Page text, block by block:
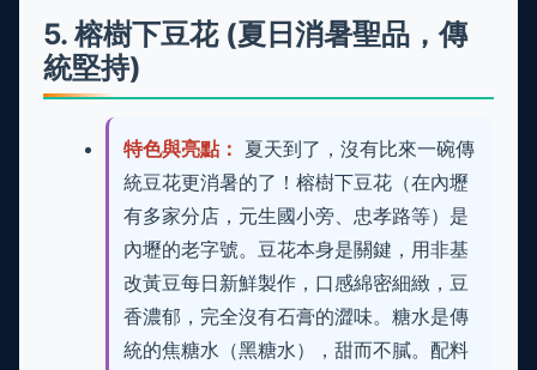
5. 榕樹下豆花 (夏日消暑聖品，傳
統堅持)
特色與亮點： 夏天到了，沒有比來一碗傳
統豆花更消暑的了！榕樹下豆花（在內壢
有多家分店，元生國小旁、忠孝路等）是
內壢的老字號。豆花本身是關鍵，用非基
改黃豆每日新鮮製作，口感綿密細緻，豆
香濃郁，完全沒有石膏的澀味。糖水是傳
統的焦糖水（黑糖水），甜而不膩。配料